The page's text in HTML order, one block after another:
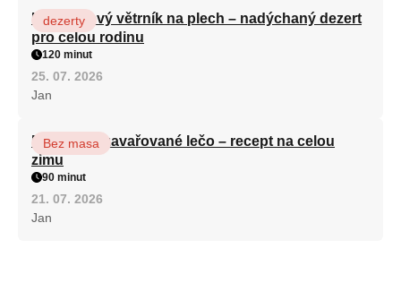
Karamelový větrník na plech – nadýchaný dezert
pro celou rodinu
dezerty
120 minut
25. 07. 2026
Jan
Babiččino zavařované lečo – recept na celou
zimu
Bez masa
90 minut
21. 07. 2026
Jan